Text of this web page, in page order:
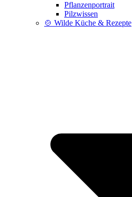
Pflanzenportrait
Pilzwissen
🍲 Wilde Küche & Rezepte